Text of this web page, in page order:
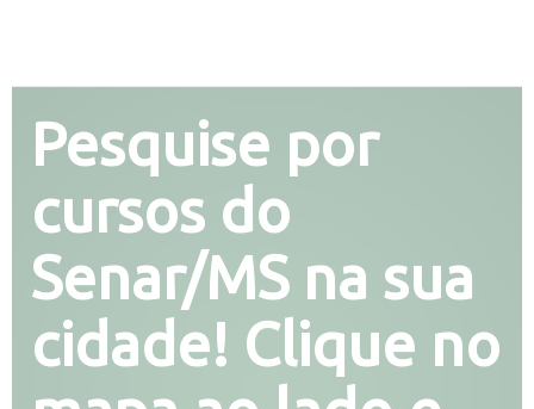
Pesquise por
cursos do
Senar/MS na sua
cidade! Clique no